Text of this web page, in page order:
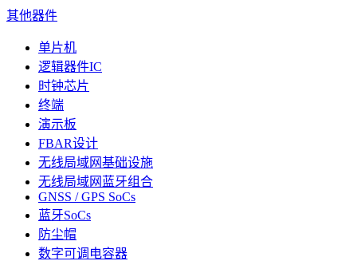
其他器件
单片机
逻辑器件IC
时钟芯片
终端
演示板
FBAR设计
无线局域网基础设施
无线局域网蓝牙组合
GNSS / GPS SoCs
蓝牙SoCs
防尘帽
数字可调电容器